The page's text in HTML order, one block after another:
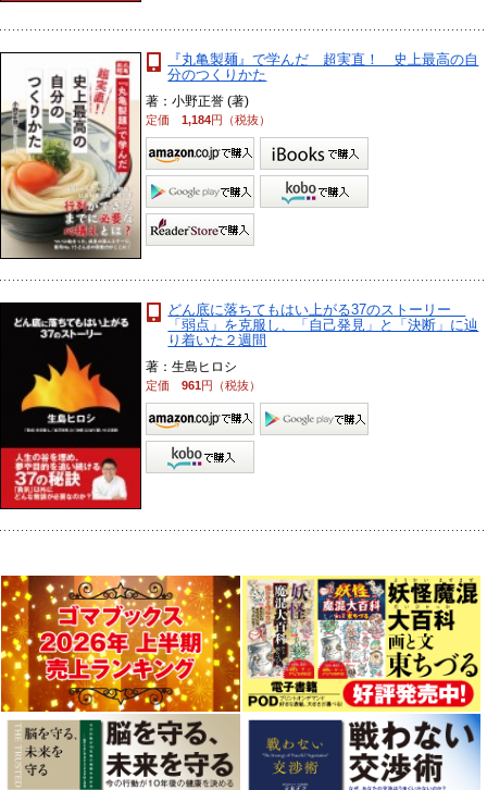
『丸亀製麺』で学んだ 超実直！ 史上最高の自
分のつくりかた
著：小野正誉 (著)
定価1,184円（税抜）
どん底に落ちてもはい上がる37のストーリー
「弱点」を克服し、「自己発見」と「決断」に辿
り着いた２週間
著：生島ヒロシ
定価961円（税抜）